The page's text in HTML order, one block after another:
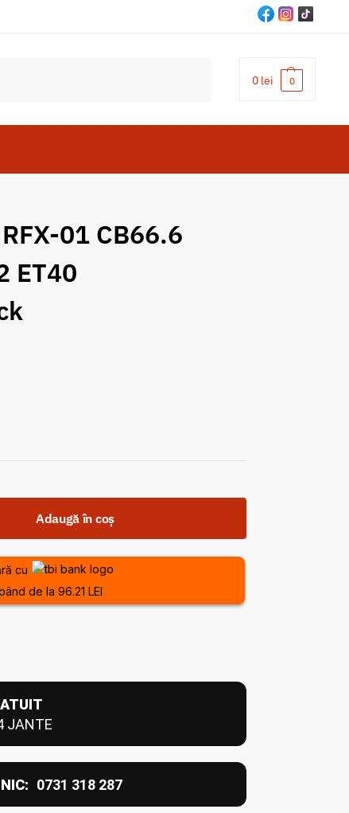
0 lei 0
01 CB66.6
ET40
Adaugă în coș
cu
de la 96.21 LEI
JANTE
0731 318 287